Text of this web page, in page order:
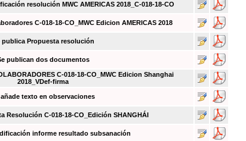
resolución MWC AMERICAS 2018_C-018-18-CO
C-018-18-CO_MWC Edicion AMERICAS 2018
publica Propuesta resolución
publican dos documentos
C-018-18-CO_MWC Edicion Shanghai
2018_VDef-firma
añade texto en observaciones
Resolución C-018-18-CO_Edición SHANGHÁI
informe resultado subsanación